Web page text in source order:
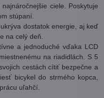
ciele. Poskytuje
stúpaní.
dostatok energie, aj keď
na celý deň.
a jednoduché vďaka LCD
na riadidlách. S 5
cestách cítiť bezpečne a
bicykel do strmého kopca,
uľahčí.